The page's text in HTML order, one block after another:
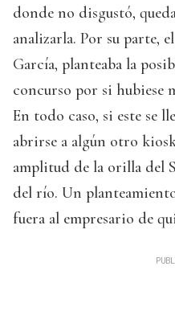
donde no disgustó,
analizarla. Por su parte,
García, planteaba la
concurso por si hubiese
En todo caso, si este se
abrirse a algún otro
amplitud de la orilla del
del río. Un
fuera al empresario de